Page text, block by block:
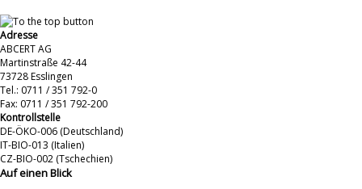
Adresse
ABCERT AG
Martinstraße 42-44
73728 Esslingen
Tel.: 0711 / 351 792-0
Fax: 0711 / 351 792-200
Kontrollstelle
DE-ÖKO-006 (Deutschland)
IT-BIO-013 (Italien)
CZ-BIO-002 (Tschechien)
Auf einen Blick